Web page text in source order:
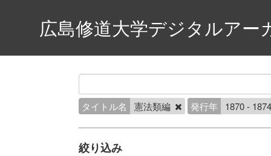
広島修道大学デジタルアー
タイトル名 憲法類編 発行年 1870 -
絞り込み